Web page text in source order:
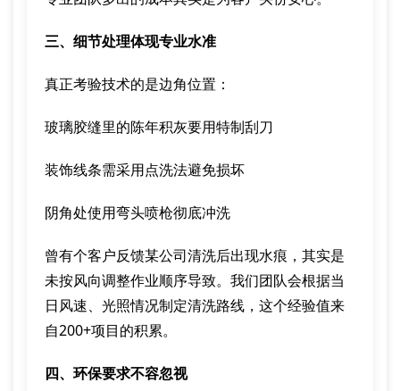
三、细节处理体现专业水准
真正考验技术的是边角位置：
玻璃胶缝里的陈年积灰要用特制刮刀
装饰线条需采用点洗法避免损坏
阴角处使用弯头喷枪彻底冲洗
曾有个客户反馈某公司清洗后出现水痕，其实是
未按风向调整作业顺序导致。我们团队会根据当
日风速、光照情况制定清洗路线，这个经验值来
自200+项目的积累。
四、环保要求不容忽视